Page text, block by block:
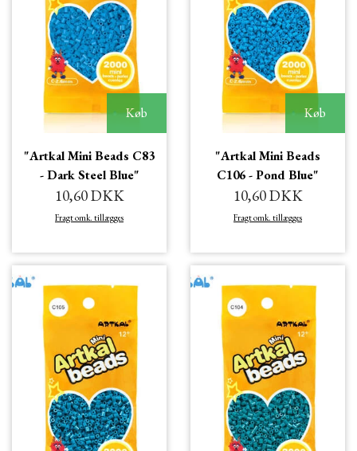
Køb
"Artkal Mini Beads C83
- Dark Steel Blue"
10,60 DKK
Fragt omk. tillægges
Køb
"Artkal Mini Beads
C106 - Pond Blue"
10,60 DKK
Fragt omk. tillægges